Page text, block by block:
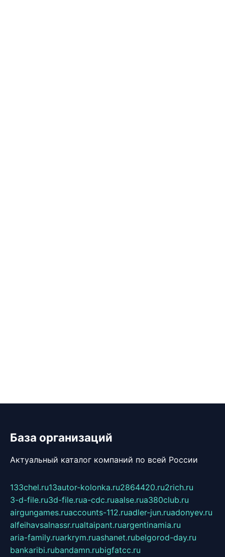
База организаций
Актуальный каталог компаний по всей России
133chel.ru13autor-kolonka.ru2864420.ru2rich.ru
3-d-file.ru3d-file.rua-cdc.ruaalse.rua380club.ru
airgungames.ruaccounts-112.ruadler-jun.ruadonyev.ru
alfeihavsalnassr.rualtaipant.ruargentinamia.ru
aria-family.ruarkrym.ruashanet.rubelgorod-day.ru
bankaribi.rubandamn.rubigfatcc.ru